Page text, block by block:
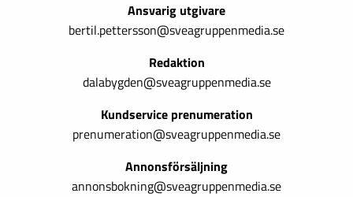
Ansvarig utgivare
bertil.pettersson@sveagruppenmedia.se
Redaktion
dalabygden@sveagruppenmedia.se
Kundservice prenumeration
prenumeration@sveagruppenmedia.se
Annonsförsäljning
annonsbokning@sveagruppenmedia.se